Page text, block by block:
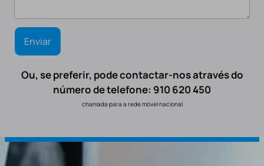
Ou, se preferir, pode contactar-nos através do
número de telefone: 910 620 450
chamada para a rede móvel nacional